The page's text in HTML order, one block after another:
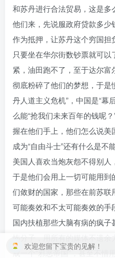
和苏丹进行合法贸易，这是
他们来，先说服政府贷款多
作为抵押，让苏丹这个穷国
只要坐在华尔街数钞票就可
紧，油田跑不了，至于达尔
彻底粉碎了他们的梦想，于是
丹人道主义危机”，中国是“幕
么能“抢我们未来百年的钱呢
握在他们手上，他们怎么说
成为“自由斗士”还有什么是
美国人喜欢当炮灰怨不得别人
于是他们会用上一切可能用
们敛财的国家，那些在前苏
可能奏效和不太可能奏效的
国内扶植那些大脑有病的疯
怖分子，用所有的媒体不遗余
成一个“邪恶帝国”，甚至不
欢迎您留下宝贵的见解！